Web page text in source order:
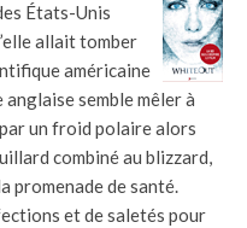
États-Unis
allait tomber
américaine
semble mêler à
un froid polaire alors
combiné au blizzard,
promenade de santé.
et de saletés pour